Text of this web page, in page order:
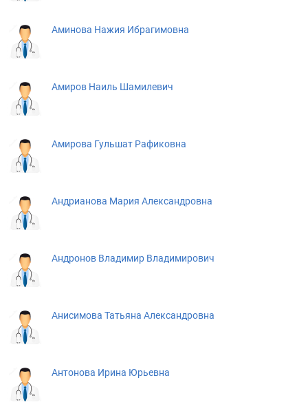
Аминова Нажия Ибрагимовна
Амиров Наиль Шамилевич
Амирова Гульшат Рафиковна
Андрианова Мария Александровна
Андронов Владимир Владимирович
Анисимова Татьяна Александровна
Антонова Ирина Юрьевна